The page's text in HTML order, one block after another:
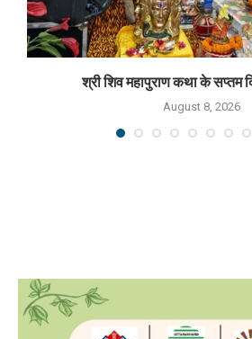
श्री शिव महापुराण कथा के सप्तम
August 8, 2026